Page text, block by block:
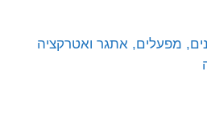
מפעלים, אתגר ואטרקציה